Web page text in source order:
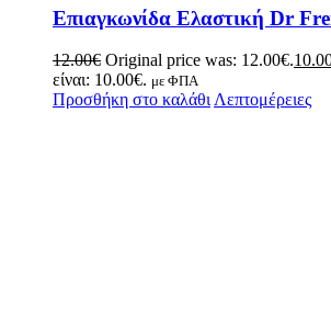
Επιαγκωνίδα Ελαστική Dr
12.00€ Original price was: 12.00€.
είναι: 10.00€. με ΦΠΑ
Προσθήκη στο καλάθι Λεπτομέρειες